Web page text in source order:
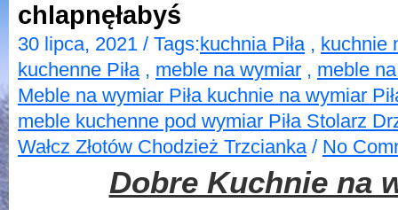
chlapnęłabyś
30 lipca, 2021 / Tags:kuchnia Piła, kuchnie
kuchenne Piła, meble na wymiar , meble
Meble na wymiar Piła kuchnie na wymiar
meble kuchenne pod wymiar Piła Stolarz
Wałcz Złotów Chodzież Trzcianka/ No
Dobre Kuchnie na